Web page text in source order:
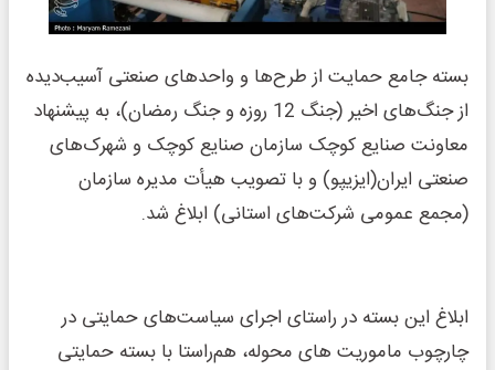
بسته جامع حمایت از طرح‌ها و واحدهای صنعتی آسیب‌دیده
از جنگ‌های اخیر (جنگ 12 روزه و جنگ رمضان)، به پیشنهاد
معاونت صنایع کوچک سازمان صنایع کوچک و شهرک‌های
صنعتی ایران(ایزیپو) و با تصویب هیأت مدیره سازمان
(مجمع عمومی شرکت‌های استانی) ابلاغ شد.
ابلاغ این بسته در راستای اجرای سیاست‌های حمایتی در
چارچوب ماموریت های محوله، هم‌راستا با بسته حمایتی